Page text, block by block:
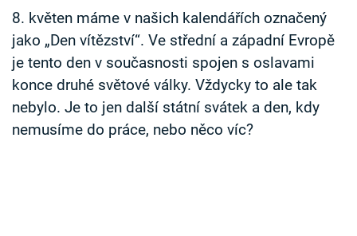
Sledujte nás
8. květen máme v našich kalendářích označený
jako „Den vítězství“. Ve střední a západní Evropě
je tento den v současnosti spojen s oslavami
konce druhé světové války. Vždycky to ale tak
nebylo. Je to jen další státní svátek a den, kdy
nemusíme do práce, nebo něco víc?